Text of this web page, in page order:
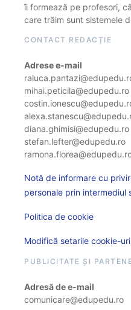
îi formează pe profesori,
care trăim sunt sistemele
CONTACT REDACȚIE
Adrese e-mail
mihai.peticila@edupedu.ro
diana.ghimisi@edupedu.ro
stefan.lefter@edupedu.ro
Notă de informare cu
personale prin intermediul
Politica de cookie
Modifică setarile cookie-
PUBLICITATE ȘI
Adresă de e-mail
comunicare@edupedu.ro